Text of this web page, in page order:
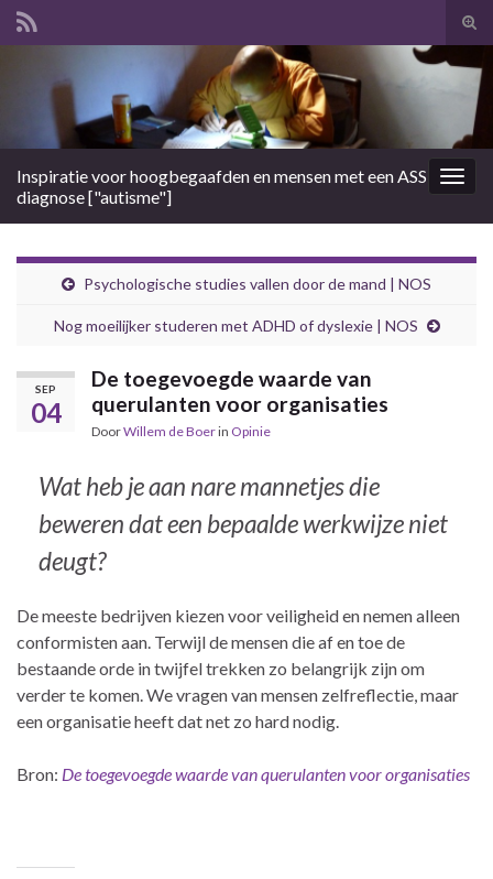
Search for:
Inspiratie voor hoogbegaafden en mensen met een ASS
diagnose ["autisme"]
Psychologische studies vallen door de mand | NOS
Nog moeilijker studeren met ADHD of dyslexie | NOS
SEP
04
De toegevoegde waarde van
querulanten voor organisaties
DoorWillem de Boerin Opinie
Wat heb je aan nare mannetjes die
beweren dat een bepaalde werkwijze niet
deugt?
De meeste bedrijven kiezen voor veiligheid en nemen alleen
conformisten aan. Terwijl de mensen die af en toe de
bestaande orde in twijfel trekken zo belangrijk zijn om
verder te komen. We vragen van mensen zelfreflectie, maar
een organisatie heeft dat net zo hard nodig.
Bron: De toegevoegde waarde van querulanten voor organisaties